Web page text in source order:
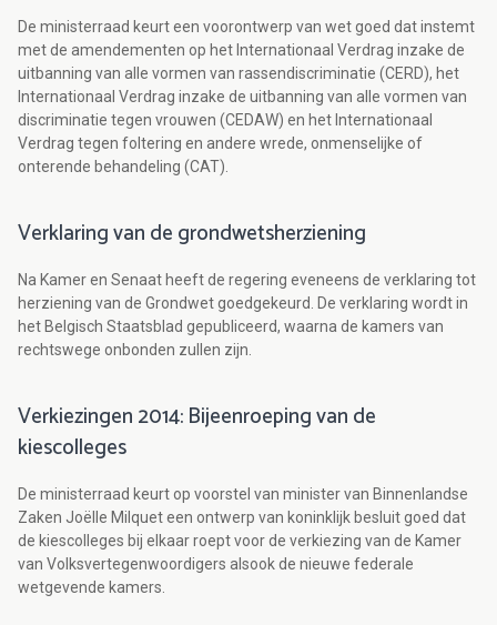
De ministerraad keurt een voorontwerp van wet goed dat instemt
met de amendementen op het Internationaal Verdrag inzake de
uitbanning van alle vormen van rassendiscriminatie (CERD), het
Internationaal Verdrag inzake de uitbanning van alle vormen van
discriminatie tegen vrouwen (CEDAW) en het Internationaal
Verdrag tegen foltering en andere wrede, onmenselijke of
onterende behandeling (CAT).
Verklaring van de grondwetsherziening
Na Kamer en Senaat heeft de regering eveneens de verklaring tot
herziening van de Grondwet goedgekeurd. De verklaring wordt in
het Belgisch Staatsblad gepubliceerd, waarna de kamers van
rechtswege onbonden zullen zijn.
Verkiezingen 2014: Bijeenroeping van de
kiescolleges
De ministerraad keurt op voorstel van minister van Binnenlandse
Zaken Joëlle Milquet een ontwerp van koninklijk besluit goed dat
de kiescolleges bij elkaar roept voor de verkiezing van de Kamer
van Volksvertegenwoordigers alsook de nieuwe federale
wetgevende kamers.